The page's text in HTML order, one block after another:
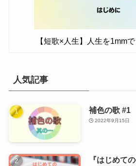
【短歌×人生】人生を1mm
人気記事
補色の歌 #1
2022年9月15日
『はじめて